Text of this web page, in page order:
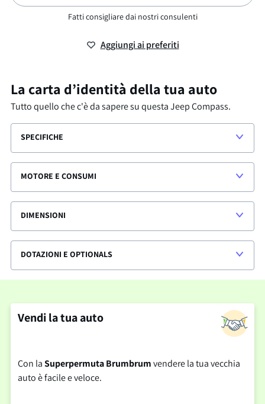
Fatti consigliare dai nostri consulenti
Aggiungi ai preferiti
La carta d’identità della tua auto
Tutto quello che c'è da sapere su questaJeep Compass.
SPECIFICHE
MOTORE E CONSUMI
DIMENSIONI
DOTAZIONI E OPTIONALS
Vendi la tua auto
Con laSuperpermuta Brumbrumvendere la tua vecchia
auto è facile e veloce.